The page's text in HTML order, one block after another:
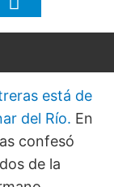
está de
del Río. En
confesó
de la